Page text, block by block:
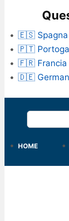
🇪🇸 Spagna
🇵🇹
🇫🇷 Francia
🇩🇪
Cerca
HOME